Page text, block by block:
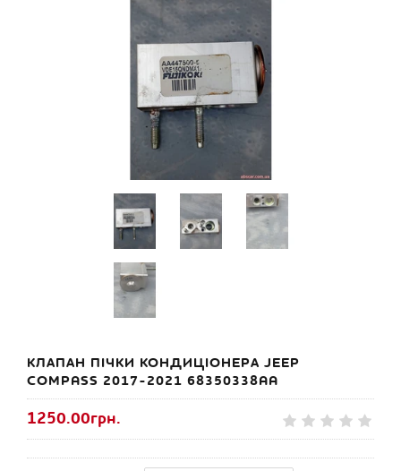
КЛАПАН ПІЧКИ КОНДИЦІОНЕРА JEEP
COMPASS 2017-2021 68350338AA
1250.00грн.